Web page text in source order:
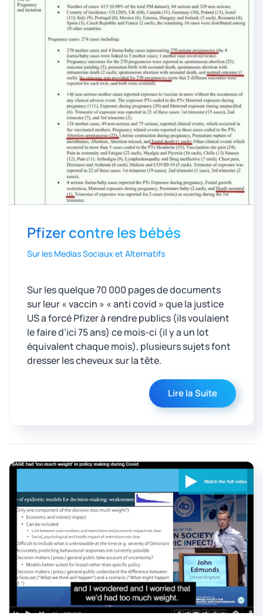
Pfizer contre les bébés
Sur les Medias Sociaux et Alternatifs
Sur les quelque 70 000 pages de documents
sur leur « vaccin » « anti covid » que la justice
US a forcé Pfizer à rendre publics (ils voulaient
le faire d’ici 75 ans) ce mois-ci (il y a un lot
équivalent chaque mois), plusieurs sujets font
dresser les cheveux sur la tête.
Lire la Suite